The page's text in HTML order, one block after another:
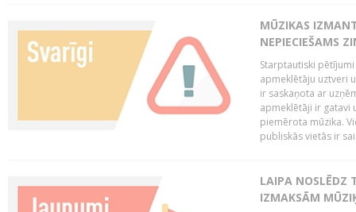
MŪZIKAS
NEPIECIEŠAMS
Starptautiski
apmeklētāju uztveri
ir saskaņota ar
apmeklētāji ir gatavi
piemērota mūzika.
publiskās vietās ir
LAIPA NOSLĒDZ
IZMAKSĀM